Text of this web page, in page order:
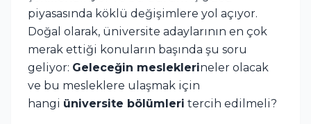
piyasasında köklü değişimlere yol açıyor.
Doğal olarak, üniversite adaylarının en çok
merak ettiği konuların başında şu soru
geliyor: Geleceğin mesleklerineler olacak
ve bu mesleklere ulaşmak için
hangi üniversite bölümleri tercih edilmeli?